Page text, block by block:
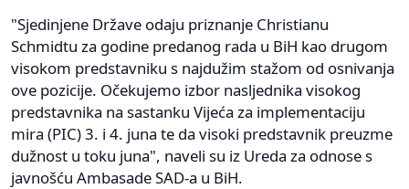
"Sjedinjene Države odaju priznanje Christianu
Schmidtu za godine predanog rada u BiH kao drugom
visokom predstavniku s najdužim stažom od osnivanja
ove pozicije. Očekujemo izbor nasljednika visokog
predstavnika na sastanku Vijeća za implementaciju
mira (PIC) 3. i 4. juna te da visoki predstavnik preuzme
dužnost u toku juna", naveli su iz Ureda za odnose s
javnošću Ambasade SAD-a u BiH.